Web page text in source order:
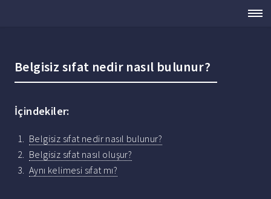
Belgisiz sıfat nedir nasıl bulunur?
İçindekiler:
Belgisiz sıfat nedir nasıl bulunur?
Belgisiz sıfat nasıl oluşur?
Aynı kelimesi sıfat mı?